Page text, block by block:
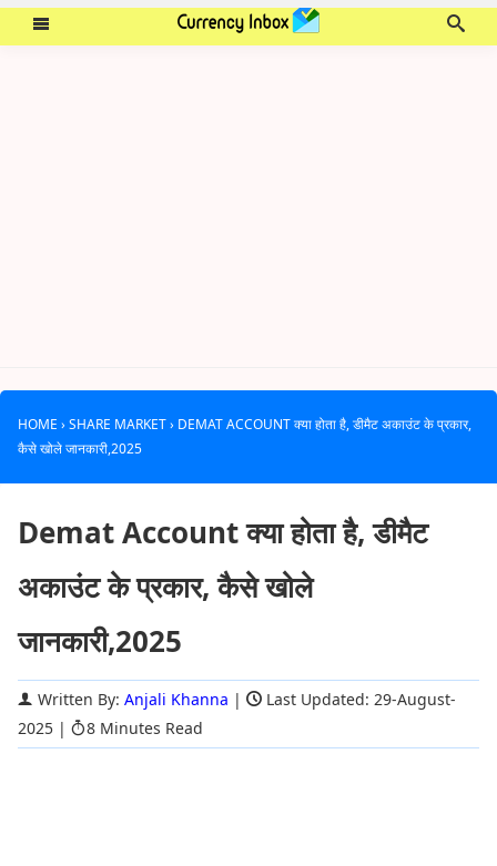
HOME › SHARE MARKET› DEMAT ACCOUNT क्या होता है, डीमैट अकाउंट के प्रकार,
कैसे खोले जानकारी,2025
Demat Account क्या होता है, डीमैट
अकाउंट के प्रकार, कैसे खोले
जानकारी,2025
Written By: Anjali Khanna |
Last Updated: 29-August-
2025 | 8 Minutes Read